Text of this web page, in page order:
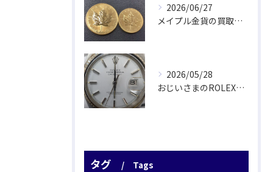
2026/06/27
メイプル金貨の買取をさせていただきました
2026/05/28
おじいさまのROLEX驚愕査定！
タグ Tags